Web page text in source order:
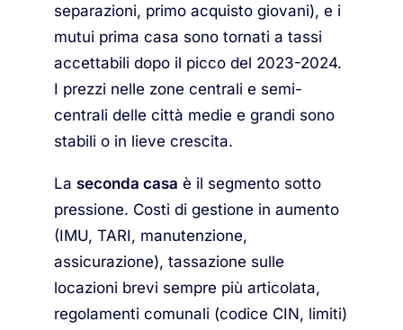
separazioni, primo acquisto giovani), e i
mutui prima casa sono tornati a tassi
accettabili dopo il picco del 2023-2024.
I prezzi nelle zone centrali e semi-
centrali delle città medie e grandi sono
stabili o in lieve crescita.
La seconda casa è il segmento sotto
pressione. Costi di gestione in aumento
(IMU, TARI, manutenzione,
assicurazione), tassazione sulle
locazioni brevi sempre più articolata,
regolamenti comunali (codice CIN, limiti)